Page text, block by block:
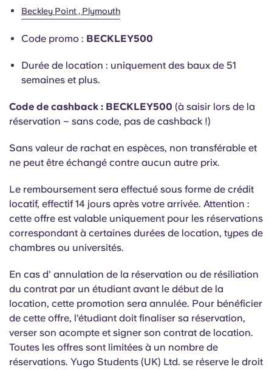
Català
French
Portuguese
Beckley Point , Plymouth
Code promo : BECKLEY500
Durée de location : uniquement des baux de 51
semaines et plus.
Code de cashback : BECKLEY500 (à saisir lors de la
réservation – sans code, pas de cashback !)
Sans valeur de rachat en espèces, non transférable et
ne peut être échangé contre aucun autre prix.
Le remboursement sera effectué sous forme de crédit
locatif, effectif 14 jours après votre arrivée. Attention :
cette offre est valable uniquement pour les réservations
correspondant à certaines durées de location, types de
chambres ou universités.
En cas d' annulation de la réservation ou de résiliation
du contrat par un étudiant avant le début de la
location, cette promotion sera annulée. Pour bénéficier
de cette offre, l'étudiant doit finaliser sa réservation,
verser son acompte et signer son contrat de location.
Toutes les offres sont limitées à un nombre de
réservations. Yugo Students (UK) Ltd. se réserve le droit